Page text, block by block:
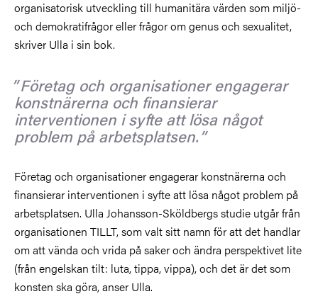
organisatorisk utveckling till humanitära värden som miljö-
och demokratifrågor eller frågor om genus och sexualitet,
skriver Ulla i sin bok.
Företag och organisationer engagerar
konstnärerna och finansierar
interventionen i syfte att lösa något
problem på arbetsplatsen.
Företag och organisationer engagerar konstnärerna och
finansierar interventionen i syfte att lösa något problem på
arbetsplatsen. Ulla Johansson-Sköldbergs studie utgår från
organisationen TILLT, som valt sitt namn för att det handlar
om att vända och vrida på saker och ändra perspektivet lite
(från engelskan tilt: luta, tippa, vippa), och det är det som
konsten ska göra, anser Ulla.